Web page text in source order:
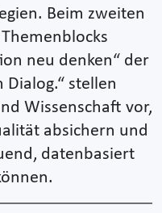
Beim zweiten
neu denken“ der
Dialog.“ stellen
Wissenschaft vor,
absichern und
datenbasiert